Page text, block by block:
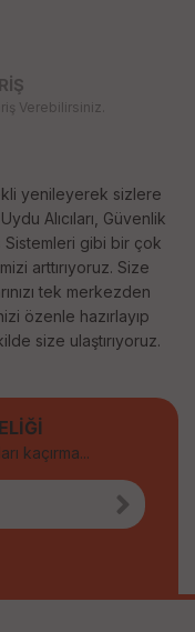
Verebilirsiniz.
yenileyerek sizlere
Alıcıları, Güvenlik
Sistemleri gibi bir çok
arttırıyoruz. Size
tek merkezden
özenle hazırlayıp
size ulaştırıyoruz.
kaçırma...